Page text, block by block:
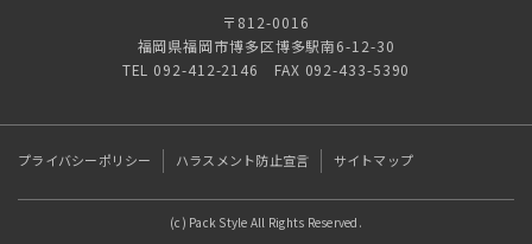
〒812-0016
福岡県福岡市博多区博多駅南6-12-30
TEL 092-412-2146 FAX 092-433-5390
プライバシーポリシー ハラスメント防止宣言 サイトマップ
(c) Pack Style All Rights Reserved.